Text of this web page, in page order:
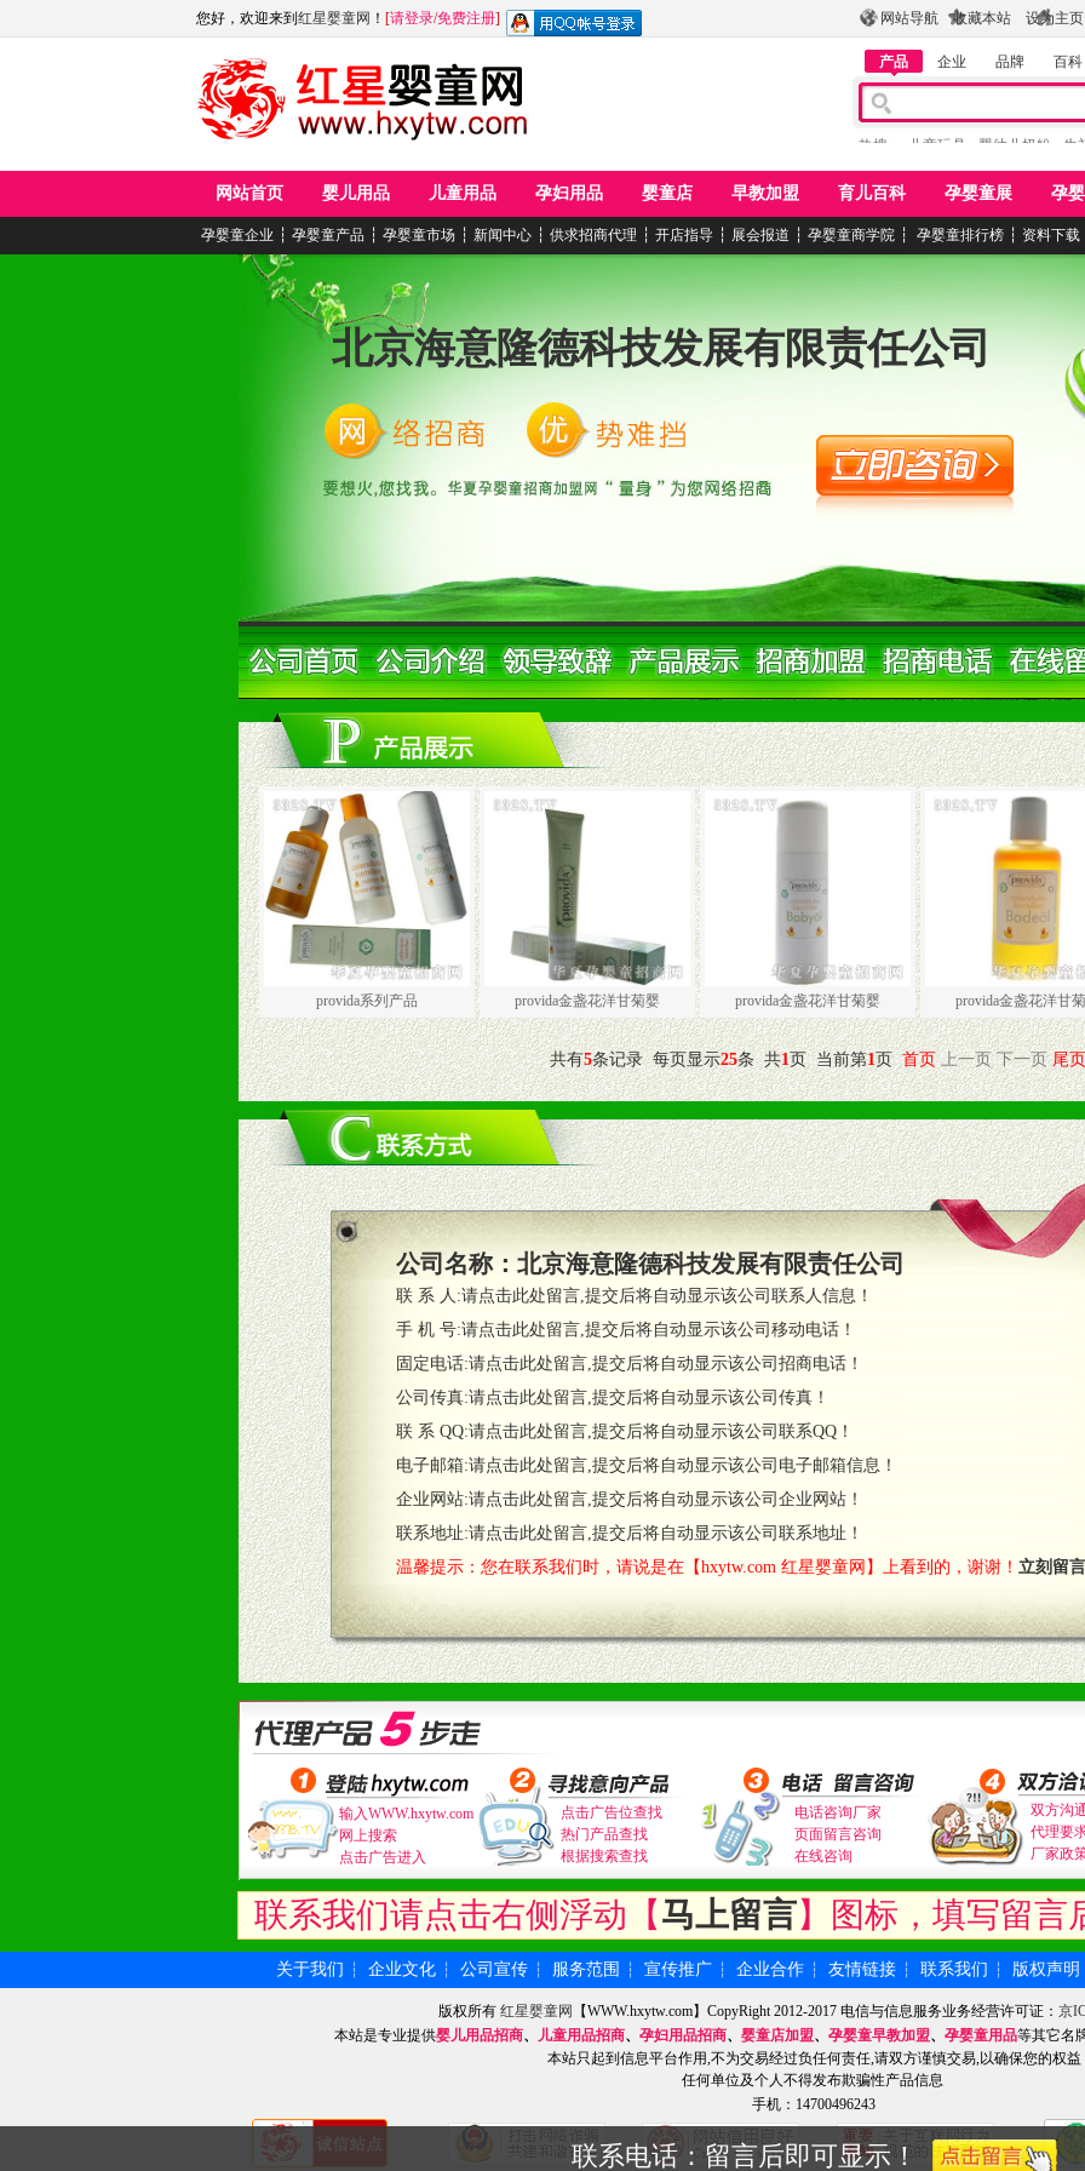
网站导航 收藏本站 设为主页
您好，欢迎来到 红星婴童网 ！ [请登录/免费注册]
产品 企业 品牌 百科
热搜： 儿童玩具 婴幼儿奶粉 牛
网站首页 婴儿用品 儿童用品 孕妇用品 婴童店 早教加盟 育儿百科 孕婴童展 孕
孕婴童企业 ┆ 孕婴童产品 ┆ 孕婴童市场 ┆ 新闻中心 ┆ 供求招商代理 ┆ 开店指导 ┆ 展会报道 ┆ 孕婴童商学院 ┆ 孕婴童排行榜 ┆ 资料下载
北京海意隆德科技发展有限责任公司
provida系列产品 provida金盏花洋甘菊婴 provida金盏花洋甘菊婴 provida金盏花洋甘
共有5条记录 每页显示25条 共1页 当前第1页 首页 上一页 下一页 尾页
公司名称： 北京海意隆德科技发展有限责任公司
联 系 人:请点击此处留言,提交后将自动显示该公司联系人信息！
手 机 号:请点击此处留言,提交后将自动显示该公司移动电话！
固定电话:请点击此处留言,提交后将自动显示该公司招商电话！
公司传真:请点击此处留言,提交后将自动显示该公司传真！
联 系 QQ:请点击此处留言,提交后将自动显示该公司联系QQ！
电子邮箱:请点击此处留言,提交后将自动显示该公司电子邮箱信息！
企业网站:请点击此处留言,提交后将自动显示该公司企业网站！
联系地址:请点击此处留言,提交后将自动显示该公司联系地址！
温馨提示：您在联系我们时，请说是在【hxytw.com 红星婴童网】上看到的，谢谢！ 立刻留言
联系电话：留言后即可显示！
输入WWW.hxytw.com
网上搜索
点击广告进入
点击广告位查找
热门产品查找
根据搜索查找
电话咨询厂家
页面留言咨询
在线咨询
双方沟
代理要
厂家政
联系我们请点击右侧浮动【马上留言】图标，填写留言
关于我们 ┆ 企业文化 ┆ 公司宣传 ┆ 服务范围 ┆ 宣传推广 ┆ 企业合作 ┆ 友情链接 ┆ 联系我们 ┆ 版权声明
版权所有 红星婴童网 【WWW.hxytw.com】CopyRight 2012-2017 电信与信息服务业务经营许可证： 京
本站是专业提供婴儿用品招商、 儿童用品招商、 孕妇用品招商、 婴童店加盟、 孕婴童早教加盟、 孕婴童用品等其它名
本站只起到信息平台作用,不为交易经过负任何责任,请双方谨慎交易,以确保您的权益
任何单位及个人不得发布欺骗性产品信息
手机：14700496243